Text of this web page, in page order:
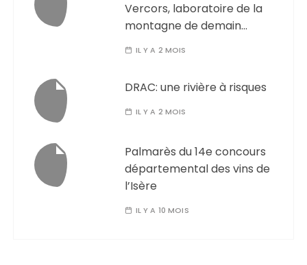
Vercors, laboratoire de la
montagne de demain…
IL Y A 2 MOIS
DRAC: une rivière à risques
IL Y A 2 MOIS
Palmarès du 14e concours
départemental des vins de
l’Isère
IL Y A 10 MOIS